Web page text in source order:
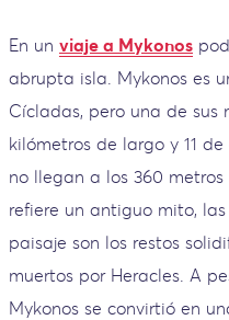
En un viaje a Mykonos
abrupta isla. Mykonos es
Cícladas, pero una de sus
kilómetros de largo y 11
no llegan a los 360
refiere un antiguo mito,
paisaje son los restos
muertos por Heracles. A
Mykonos se convirtió en